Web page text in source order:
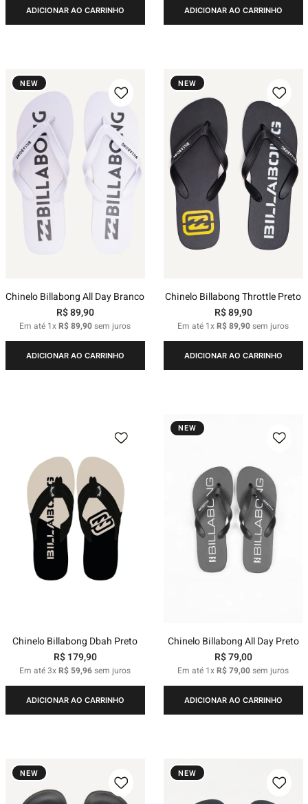
ADICIONAR AO CARRINHO ADICIONAR AO CARRINHO
NEW
Chinelo Billabong All Day Branco
R$89,90
Em até 1xR$89,90sem juros
ADICIONAR AO CARRINHO
NEW
Chinelo Billabong Throttle Preto
R$89,90
Em até 1xR$89,90sem juros
ADICIONAR AO CARRINHO
Chinelo Billabong Dbah Preto
R$ 179,90
Em até3xR$ 59,96sem juros
ADICIONAR AO CARRINHO
NEW
Chinelo Billabong All Day Preto
R$79,00
Em até 1xR$79,00sem juros
ADICIONAR AO CARRINHO
NEW NEW